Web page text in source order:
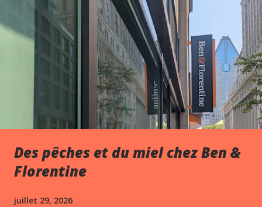
Des pêches et du miel chez Ben &
Florentine
juillet 29, 2026